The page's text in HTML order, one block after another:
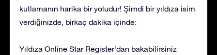
kutlamanın harika bir yoludur! Şimdi bir yıldıza isim
verdiğinizde, birkaç dakika içinde:
Yıldıza Online Star Register‘dan bakabilirsiniz